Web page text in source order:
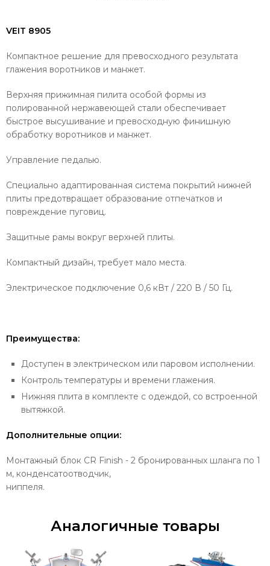
VEIT 8905
Компактное решение для превосходного результата
глажения воротников и манжет.
Верхняя прижимная пилита особой формы из
полированной нержавеющей стали обеспечивает
быстрое высушивание и превосходную финишную
обработку воротников и манжет.
Управление педалью.
Специально адаптированная система покрытий нижней
плиты предотвращает образование отпечатков и
повреждение пуговиц.
Защитные рамы вокруг верхней плиты.
Компактный дизайн, требует мало места.
Электрическое подключение 0,6 кВт / 220 В / 50 Гц.
Преимущества:
Доступен в электрическом или паровом исполнении.
Контроль температуры и времени глажения.
Нижняя плита в комплекте с одеждой, со встроенной
вытяжкой.
Дополнительные опции:
Монтажный блок CR Finish - 2 бронированных шланга по 1
м, конденсатоотводчик,
ниппеля.
Аналогичные товары